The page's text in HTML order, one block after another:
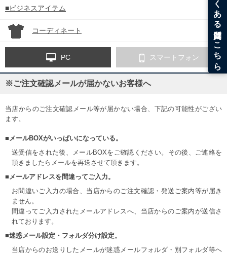
■ビジネスアイテム
コーディネート
PC スマートフォン
※ご注文確認メールが届かないお客様へ
当店からのご注文確認メール等が届かない場合、下記の可能性がござい
ます。
■メールBOXがいっぱいになっている。
送受信をされた後、メールBOXをご確認ください。その後、ご連絡を
頂きましたらメールを再送させて頂きます。
■メールアドレスを間違ってご入力。
お間違いご入力の場合、当店からのご注文確認・発送ご案内等が届き
ません。
間違ってご入力されたメールアドレスへ、当店からのご案内が送信さ
れております。
■迷惑メール設定・フォルダ分け設定。
当店からのお送りしたメールが迷惑メールフォルダ・別フォルダ等へ